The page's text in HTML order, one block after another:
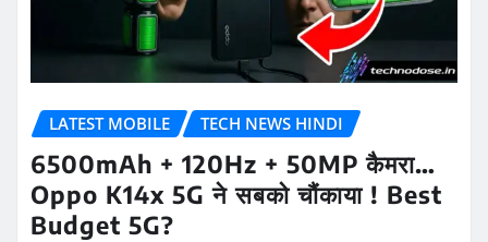
LATEST MOBILE TECH NEWS HINDI
6500mAh + 120Hz + 50MP कैमरा…
Oppo K14x 5G ने सबको चौंकाया ! Best
Budget 5G?